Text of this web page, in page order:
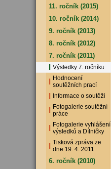
11. ročník (2015)
10. ročník (2014)
9. ročník (2013)
8. ročník (2012)
7. ročník (2011)
Výsledky 7. ročníku
Hodnocení
soutěžních prací
Informace o soutěži
Fotogalerie soutěžní
práce
Fotogalerie vyhlášení
výsledků a Dílničky
Tisková zpráva ze
dne 19. 4. 2011
6. ročník (2010)